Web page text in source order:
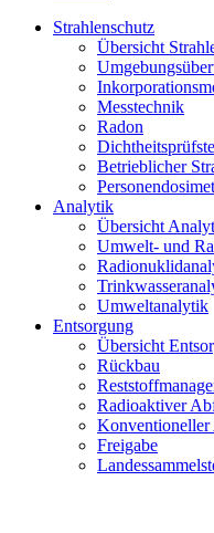
Strahlenschutz
Übersicht
Messtechnik
Radon
Betrieblicher
Analytik
Übersicht
Umwelt- und
Umweltanalytik
Entsorgung
Übersicht
Rückbau
Radioaktiver
Freigabe